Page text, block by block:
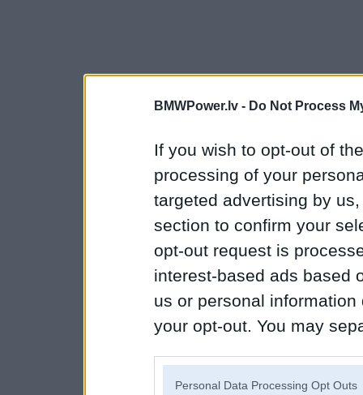
BMWPower.lv - Do Not Process
If you wish to opt-out of
processing of your
targeted advertising by
section to confirm your
opt-out request is
interest-based ads based
us or personal
your opt-out. You may
Personal Data Processing Opt Outs